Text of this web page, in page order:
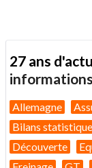
27 ans
Allemagne
Bilans
Découverte